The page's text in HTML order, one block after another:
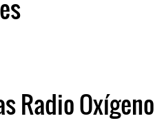
Radio Oxígeno